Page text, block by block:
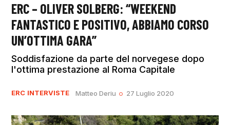
ERC – OLIVER SOLBERG: “WEEKEND
FANTASTICO E POSITIVO, ABBIAMO CORSO
UN’OTTIMA GARA”
Soddisfazione da parte del norvegese dopo
l'ottima prestazione al Roma Capitale
ERC INTERVISTE Matteo Deriu 27 Luglio 2020